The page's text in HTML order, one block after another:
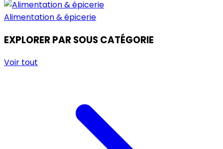
Alimentation & épicerie
EXPLORER PAR SOUS CATÉGORIE
Voir tout